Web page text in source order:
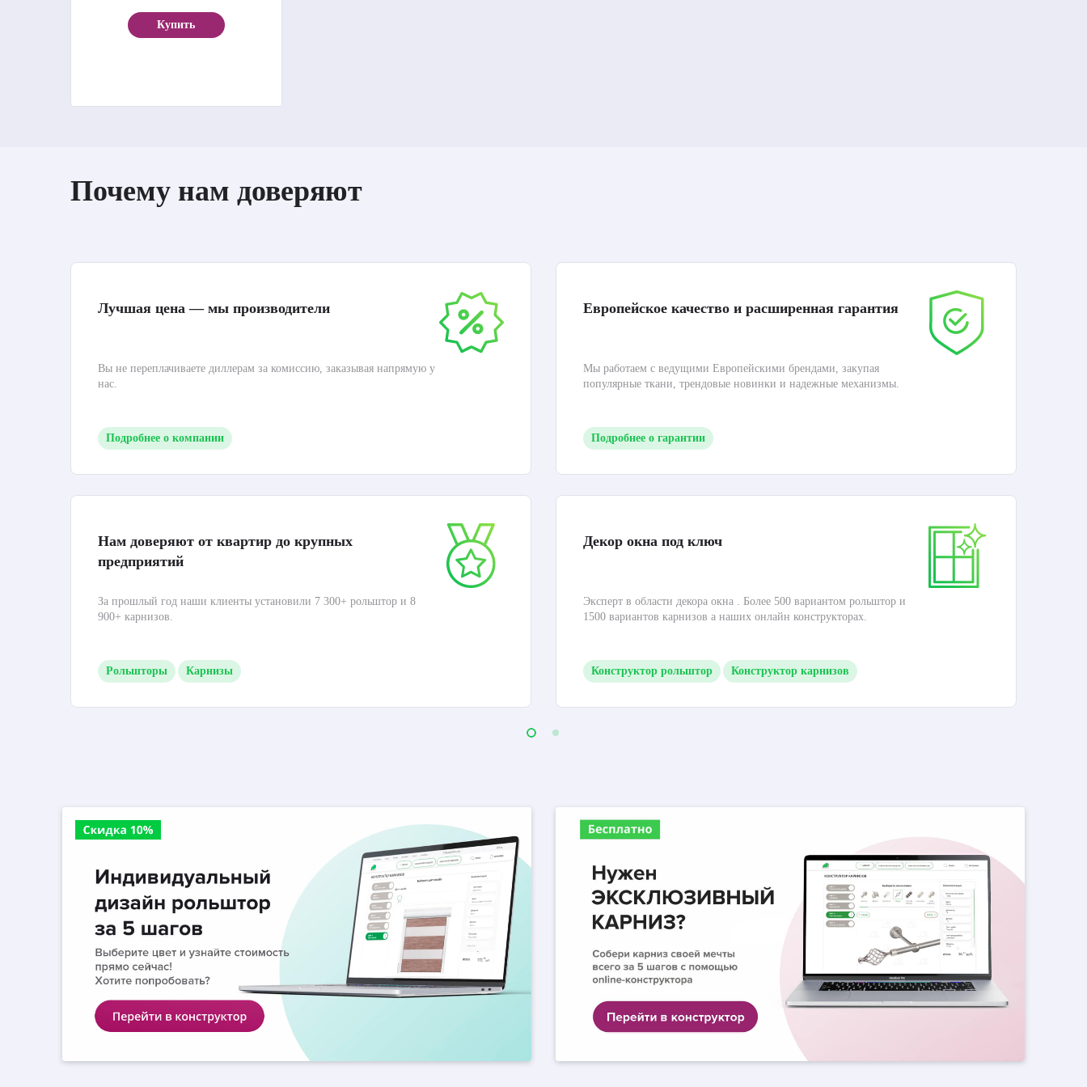
Купить
Почему нам доверяют
Лучшая цена — мы производители
Вы не переплачиваете диллерам за комиссию, заказывая напрямую у
нас.
Подробнее о компании
Нам доверяют от квартир до крупных
предприятий
За прошлый год наши клиенты установили 7 300+ рольштор и 8
900+ карнизов.
Рольшторы Карнизы
Европейское качество и расширенная гарантия
Мы работаем с ведущими Европейскими брендами, закупая
популярные ткани, трендовые новинки и надежные механизмы.
Подробнее о гарантии
Декор окна под ключ
Эксперт в области декора окна . Более 500 вариантом рольштор и
1500 вариантов карнизов а наших онлайн конструкторах.
Конструктор рольштор Конструктор карнизов